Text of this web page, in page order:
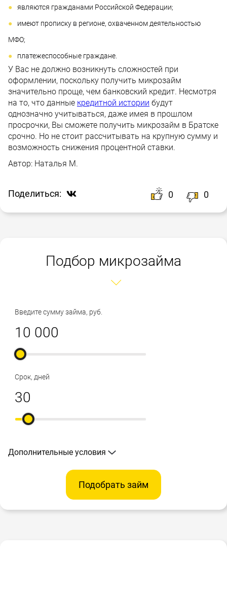
являются гражданами Российской Федерации;
имеют прописку в регионе, охваченном деятельностью
МФО;
платежеспособные граждане.
У Вас не должно возникнуть сложностей при
оформлении, поскольку получить микрозайм
значительно проще, чем банковский кредит. Несмотря
на то, что данные кредитной истории будут
однозначно учитываться, даже имея в прошлом
просрочки, Вы сможете получить микрозайм в Братске
срочно. Но не стоит рассчитывать на крупную сумму и
возможность снижения процентной ставки.
Автор: Наталья М.
Поделиться: 0 0
Подбор микрозайма
Введите сумму займа, руб.
Срок, дней
Дополнительные условия
Подобрать займ